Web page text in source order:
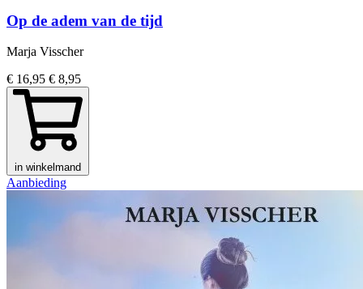
Op de adem van de tijd
Marja Visscher
€ 16,95 € 8,95
in winkelmand
Aanbieding